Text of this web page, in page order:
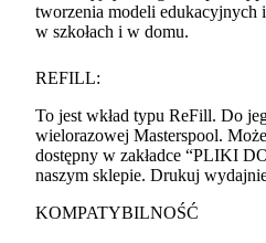
tworzenia modeli edukacyjnych
w szkołach i w domu.
REFILL:
To jest wkład typu ReFill. Do
wielorazowej Masterspool.
dostępny w zakładce “PLIKI
naszym sklepie. Drukuj
KOMPATYBILNOŚĆ